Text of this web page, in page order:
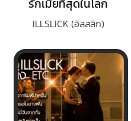
ILLSLICK (อิลสลิก)